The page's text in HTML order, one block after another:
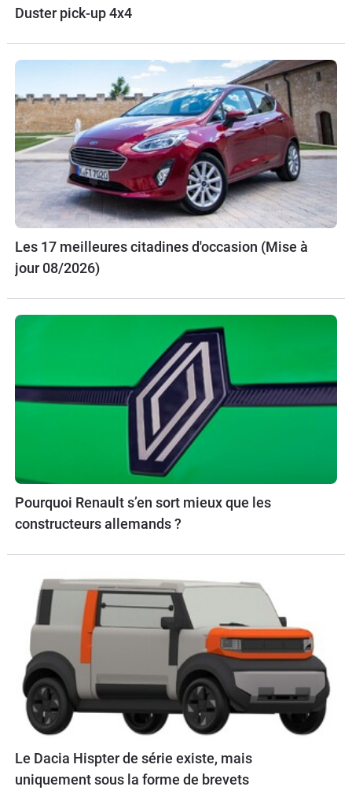
Duster pick-up 4x4
Les 17 meilleures citadines d'occasion (Mise à
jour 08/2026)
Pourquoi Renault s’en sort mieux que les
constructeurs allemands ?
Le Dacia Hispter de série existe, mais
uniquement sous la forme de brevets